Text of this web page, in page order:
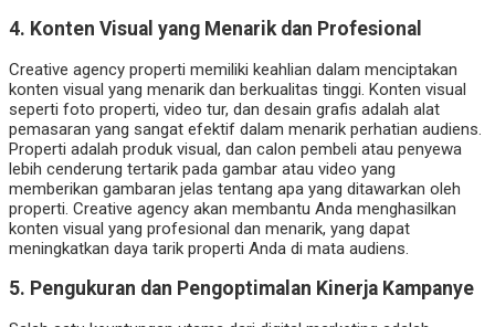
4. Konten Visual yang Menarik dan Profesional
Creative agency properti memiliki keahlian dalam menciptakan
konten visual yang menarik dan berkualitas tinggi. Konten visual
seperti foto properti, video tur, dan desain grafis adalah alat
pemasaran yang sangat efektif dalam menarik perhatian audiens.
Properti adalah produk visual, dan calon pembeli atau penyewa
lebih cenderung tertarik pada gambar atau video yang
memberikan gambaran jelas tentang apa yang ditawarkan oleh
properti. Creative agency akan membantu Anda menghasilkan
konten visual yang profesional dan menarik, yang dapat
meningkatkan daya tarik properti Anda di mata audiens.
5. Pengukuran dan Pengoptimalan Kinerja Kampanye